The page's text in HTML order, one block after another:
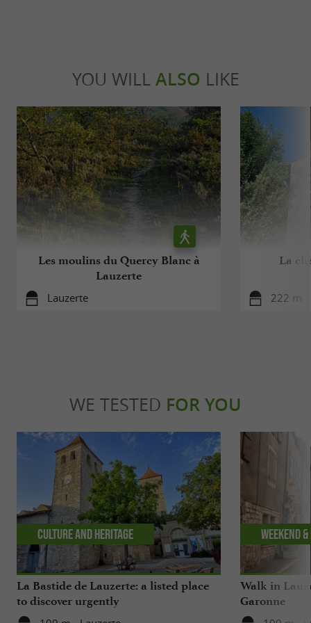
YOU WILL ALSO LIKE
Les moulins du Quercy Blanc à
Lauzerte
Lauzerte
La
222 m -
WE TESTED FOR YOU
La Bastide de Lauzerte: a listed place
to discover urgently
Culture and Heritage
Walk in
Garonne
Weekend